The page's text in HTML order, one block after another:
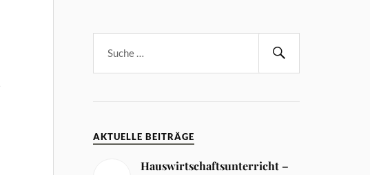
AKTUELLE BEITRÄGE
Hauswirtschaftsunterricht –